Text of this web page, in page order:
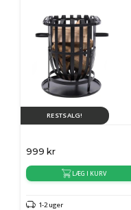
RESTSALG!
999 kr
LÆG I KURV
1-2 uger